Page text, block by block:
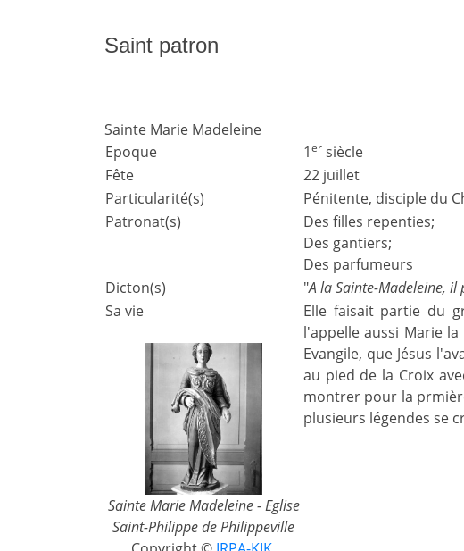
Saint patron
Sainte Marie Madeleine
Epoque
1er siècle
Fête
22 juillet
Particularité(s)
Pénitente, disciple du
Patronat(s)
Des filles repenties;
Des gantiers;
Des parfumeurs
Dicton(s)
"A la Sainte-Madeleine,
Sa vie
Sainte Marie Madeleine - Eglise
Saint-Philippe de Philippeville
Elle faisait partie du
l'appelle aussi Marie
Evangile, que Jésus
au pied de la Croix
montrer pour la
plusieurs légendes se